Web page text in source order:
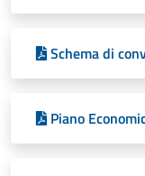
Schema di
Piano